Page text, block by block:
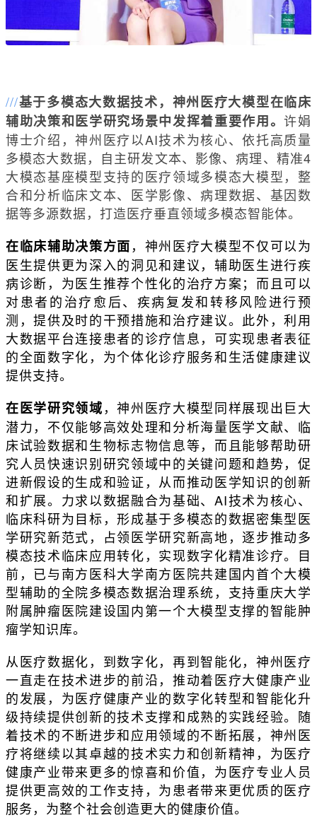
///基于多模态大数据技术，神州医疗大模型在临床
辅助决策和医学研究场景中发挥着重要作用。许娟
博士介绍，神州医疗以AI技术为核心、依托高质量
多模态大数据，自主研发文本、影像、病理、精准4
大模态基座模型支持的医疗领域多模态大模型，整
合和分析临床文本、医学影像、病理数据、基因数
据等多源数据，打造医疗垂直领域多模态智能体。
在临床辅助决策方面，神州医疗大模型不仅可以为
医生提供更为深入的洞见和建议，辅助医生进行疾
病诊断，为医生推荐个性化的治疗方案；而且可以
对患者的治疗愈后、疾病复发和转移风险进行预
测，提供及时的干预措施和治疗建议。此外，利用
大数据平台连接患者的诊疗信息，可实现患者表征
的全面数字化，为个体化诊疗服务和生活健康建议
提供支持。
在医学研究领域，神州医疗大模型同样展现出巨大
潜力，不仅能够高效处理和分析海量医学文献、临
床试验数据和生物标志物信息等，而且能够帮助研
究人员快速识别研究领域中的关键问题和趋势，促
进新假设的生成和验证，从而推动医学知识的创新
和扩展。力求以数据融合为基础、AI技术为核心、
临床科研为目标，形成基于多模态的数据密集型医
学研究新范式，占领医学研究新高地，逐步推动多
模态技术临床应用转化，实现数字化精准诊疗。目
前，已与南方医科大学南方医院共建国内首个大模
型辅助的全院多模态数据治理系统，支持重庆大学
附属肿瘤医院建设国内第一个大模型支撑的智能肿
瘤学知识库。
从医疗数据化，到数字化，再到智能化，神州医疗
一直走在技术进步的前沿，推动着医疗大健康产业
的发展，为医疗健康产业的数字化转型和智能化升
级持续提供创新的技术支撑和成熟的实践经验。随
着技术的不断进步和应用领域的不断拓展，神州医
疗将继续以其卓越的技术实力和创新精神，为医疗
健康产业带来更多的惊喜和价值，为医疗专业人员
提供更高效的工作支持，为患者带来更优质的医疗
服务，为整个社会创造更大的健康价值。